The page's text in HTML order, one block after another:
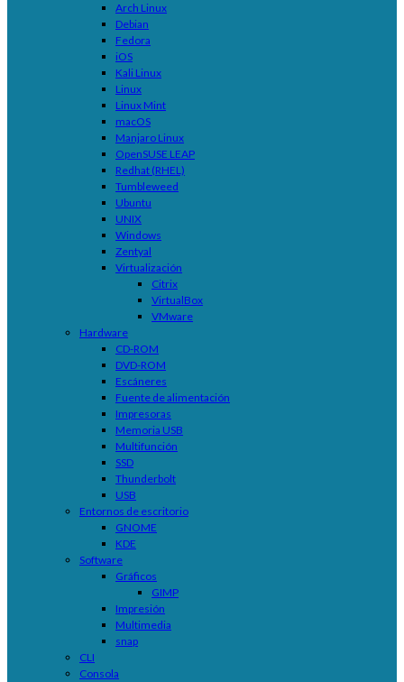
Arch Linux
Debian
Fedora
iOS
Kali Linux
Linux
Linux Mint
macOS
Manjaro Linux
OpenSUSE LEAP
Redhat (RHEL)
Tumbleweed
Ubuntu
UNIX
Windows
Zentyal
Virtualización
Citrix
VirtualBox
VMware
Hardware
CD-ROM
DVD-ROM
Escáneres
Fuente de alimentación
Impresoras
Memoria USB
Multifunción
SSD
Thunderbolt
USB
Entornos de escritorio
GNOME
KDE
Software
Gráficos
GIMP
Impresión
Multimedia
snap
CLI
Consola